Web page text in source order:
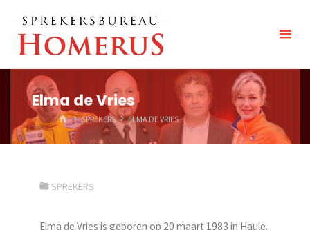
inhoud
Elma de Vries
HOMESPREKERS ELMA DE VRIES
SPREKERS
Elma de Vries is geboren op 20 maart 1983 in Haule.